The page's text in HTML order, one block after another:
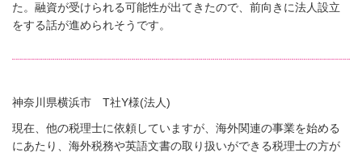
た。融資が受けられる可能性が出てきたので、前向きに法人設立
をする話が進められそうです。
神奈川県横浜市 T社Y様(法人)
現在、他の税理士に依頼していますが、海外関連の事業を始める
にあたり、海外税務や英語文書の取り扱いができる税理士の方が